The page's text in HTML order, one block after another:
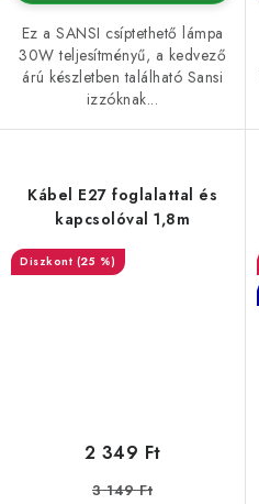
Ez a SANSI csíptethető lámpa
30W teljesítményű, a kedvező
árú készletben található Sansi
izzóknak...
Kábel E27 foglalattal és
kapcsolóval 1,8m
(25 %)
2 349 Ft
3 149 Ft